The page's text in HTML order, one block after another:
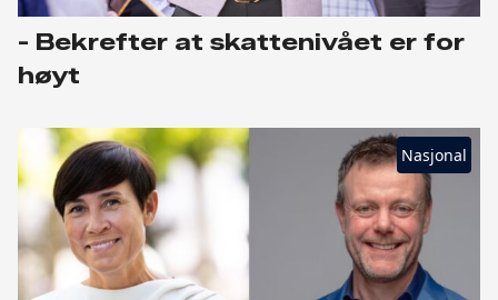
- Bekrefter at skattenivået er for
høyt
Nasjonal